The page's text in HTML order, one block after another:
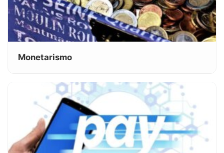
Monetarismo